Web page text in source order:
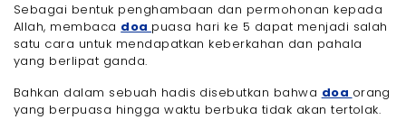
Sebagai bentuk penghambaan dan permohonan kepada
Allah, membaca doa puasa hari ke 5 dapat menjadi salah
satu cara untuk mendapatkan keberkahan dan pahala
yang berlipat ganda.
Bahkan dalam sebuah hadis disebutkan bahwa doa orang
yang berpuasa hingga waktu berbuka tidak akan tertolak.